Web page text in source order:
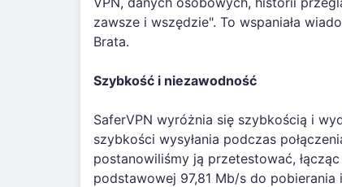
zawsze i wszędzie". To wspaniała
Brata.
Szybkość i niezawodność
SaferVPN wyróżnia się szybkością i
szybkości wysyłania podczas
postanowiliśmy ją przetestować,
podstawowej 97,81 Mb/s do pobierania